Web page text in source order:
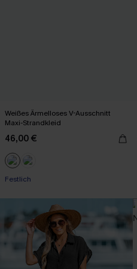
Weißes Ärmelloses V-Ausschnitt
Maxi-Strandkleid
46,00 €
Festlich